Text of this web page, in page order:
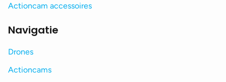
Actioncam accessoires
Navigatie
Drones
Actioncams